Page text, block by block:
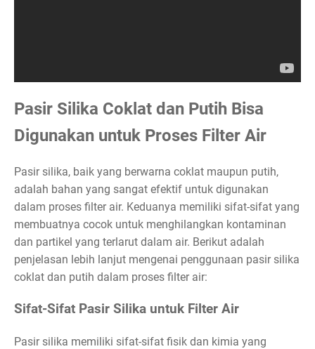
Pasir Silika Coklat dan Putih Bisa
Digunakan untuk Proses Filter Air
Pasir silika, baik yang berwarna coklat maupun putih,
adalah bahan yang sangat efektif untuk digunakan
dalam proses filter air. Keduanya memiliki sifat-sifat yang
membuatnya cocok untuk menghilangkan kontaminan
dan partikel yang terlarut dalam air. Berikut adalah
penjelasan lebih lanjut mengenai penggunaan pasir silika
coklat dan putih dalam proses filter air:
Sifat-Sifat Pasir Silika untuk Filter Air
Pasir silika memiliki sifat-sifat fisik dan kimia yang